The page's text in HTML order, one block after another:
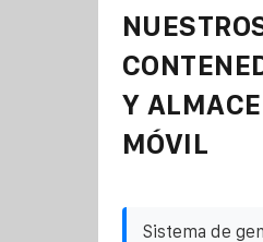
Y
MÓVIL
Sistema de